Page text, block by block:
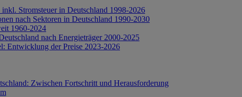
inkl. Stromsteuer in Deutschland 1998-2026
nach Sektoren in Deutschland 1990-2030
1960-2024
nach Energieträger 2000-2025
Entwicklung der Preise 2023-2026
Zwischen Fortschritt und Herausforderung